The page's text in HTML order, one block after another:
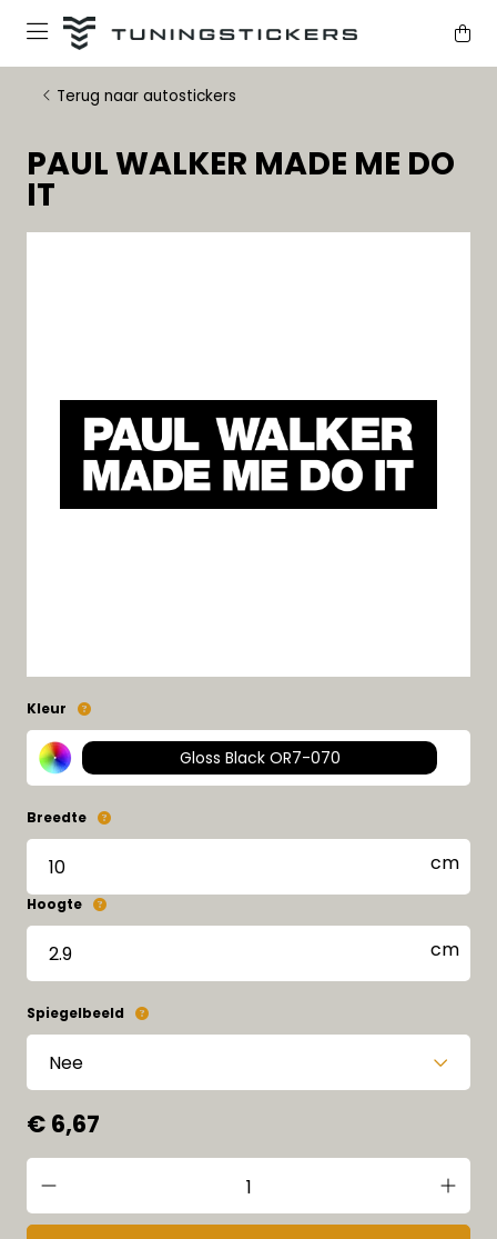
Terug naar autostickers
PAUL WALKER MADE ME DO
IT
Kleur
Gloss Black OR7-070
Breedte
Hoogte
Spiegelbeeld
€ 6,67